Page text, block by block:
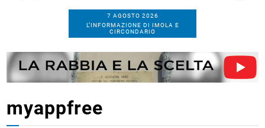
7 AGOSTO 2026
L’INFORMAZIONE DI IMOLA E
CIRCONDARIO
myappfree